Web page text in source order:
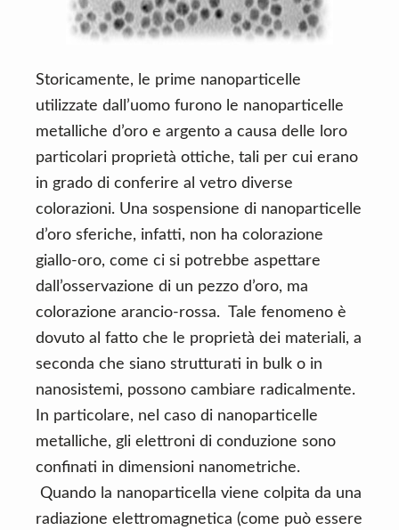
Storicamente, le prime nanoparticelle
utilizzate dall’uomo furono le nanoparticelle
metalliche d’oro e argento a causa delle loro
particolari proprietà ottiche, tali per cui erano
in grado di conferire al vetro diverse
colorazioni. Una sospensione di nanoparticelle
d’oro sferiche, infatti, non ha colorazione
giallo-oro, come ci si potrebbe aspettare
dall’osservazione di un pezzo d’oro, ma
colorazione arancio-rossa. Tale fenomeno è
dovuto al fatto che le proprietà dei materiali, a
seconda che siano strutturati in bulk o in
nanosistemi, possono cambiare radicalmente.
In particolare, nel caso di nanoparticelle
metalliche, gli elettroni di conduzione sono
confinati in dimensioni nanometriche.
Quando la nanoparticella viene colpita da una
radiazione elettromagnetica (come può essere